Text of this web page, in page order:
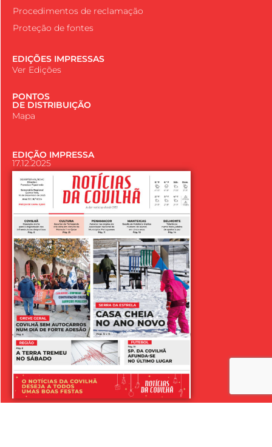
Procedimentos de reclamação
Proteção de fontes
EDIÇÕES IMPRESSAS
Ver Edições
PONTOS
DE DISTRIBUIÇÃO
Mapa
EDIÇÃO IMPRESSA
17.12.2025